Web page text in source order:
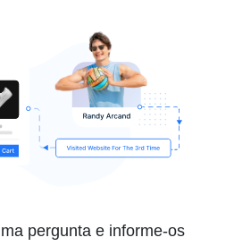
pergunta e informe-os